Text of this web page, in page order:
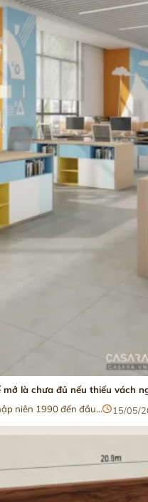
mở là chưa đủ nếu thiếu vách
niên 1990 đến đầu...
15/05/